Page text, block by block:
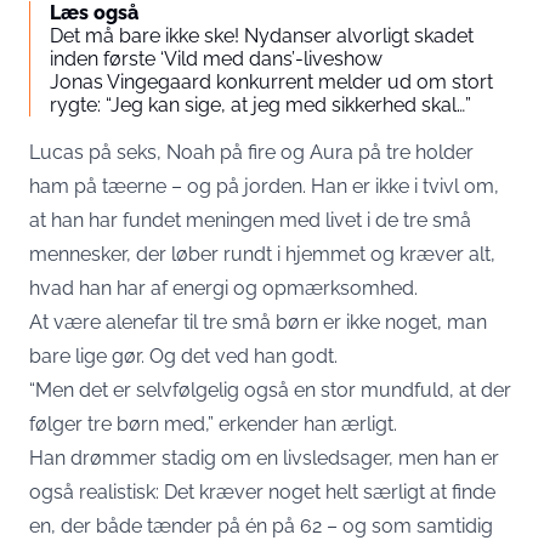
Læs også
Det må bare ikke ske! Nydanser alvorligt skadet
inden første ‘Vild med dans’-liveshow
Jonas Vingegaard konkurrent melder ud om stort
rygte: “Jeg kan sige, at jeg med sikkerhed skal…”
Lucas på seks, Noah på fire og Aura på tre holder
ham på tæerne – og på jorden. Han er ikke i tvivl om,
at han har fundet meningen med livet i de tre små
mennesker, der løber rundt i hjemmet og kræver alt,
hvad han har af energi og opmærksomhed.
At være alenefar til tre små børn er ikke noget, man
bare lige gør. Og det ved han godt.
“Men det er selvfølgelig også en stor mundfuld, at der
følger tre børn med,” erkender han ærligt.
Han drømmer stadig om en livsledsager, men han er
også realistisk: Det kræver noget helt særligt at finde
en, der både tænder på én på 62 – og som samtidig